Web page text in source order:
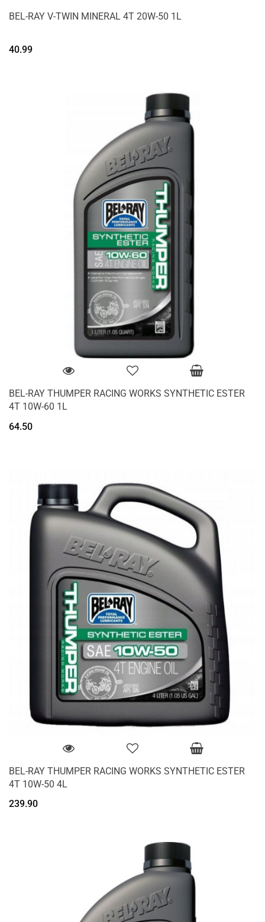
BEL-RAY V-TWIN MINERAL 4T 20W-50 1L
40.99
BEL-RAY THUMPER RACING WORKS SYNTHETIC ESTER
4T 10W-60 1L
64.50
BEL-RAY THUMPER RACING WORKS SYNTHETIC ESTER
4T 10W-50 4L
239.90